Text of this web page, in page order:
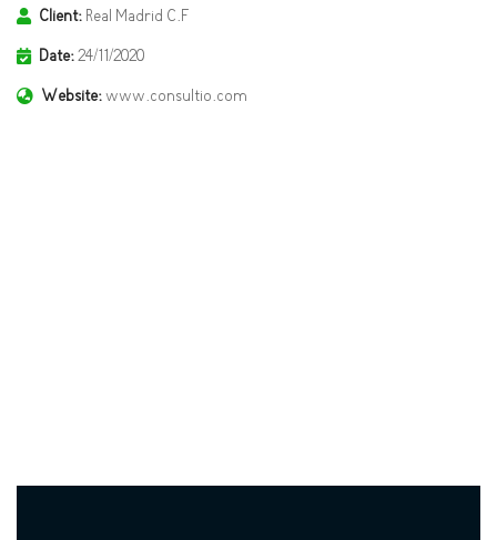
Client: Real Madrid C.F
Date:24/11/2020
Website:www.consultio.com